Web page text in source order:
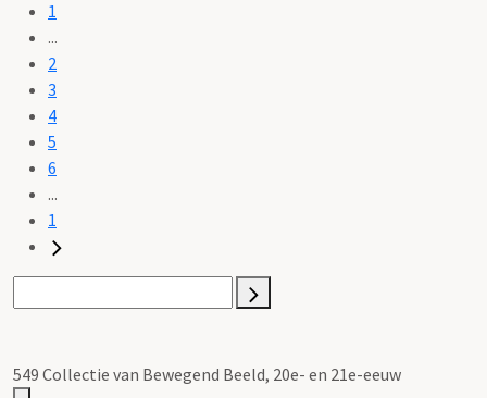
1
...
2
3
4
5
6
...
1
549 Collectie van Bewegend Beeld, 20e- en 21e-eeuw